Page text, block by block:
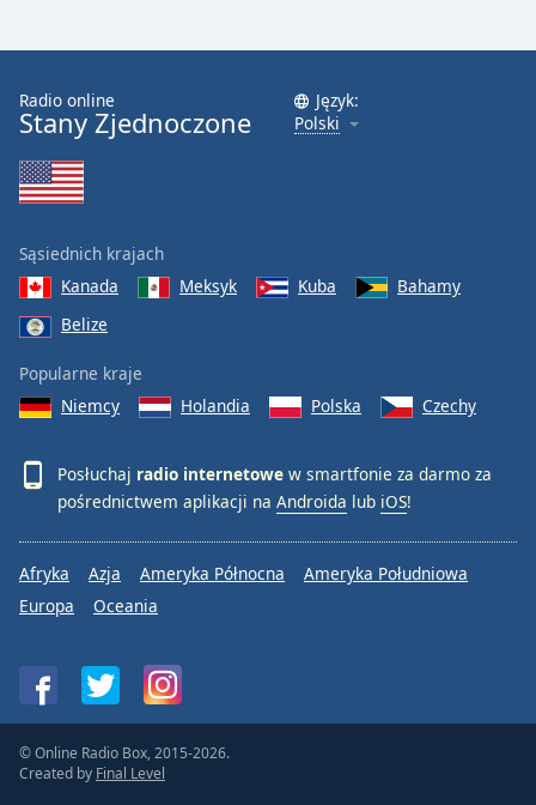
Radio online
Stany Zjednoczone
Język:
Polski
Sąsiednich krajach
Kanada
Meksyk Kuba
Bahamy
Belize
Popularne kraje
Niemcy
Holandia Polska Czechy
Posłuchaj radio internetowe w smartfonie za darmo za
pośrednictwem aplikacji na Androida lub iOS!
Afryka Azja Ameryka Północna
Ameryka Południowa
Europa
Oceania
© Online Radio Box, 2015-2026.
Created by Final Level